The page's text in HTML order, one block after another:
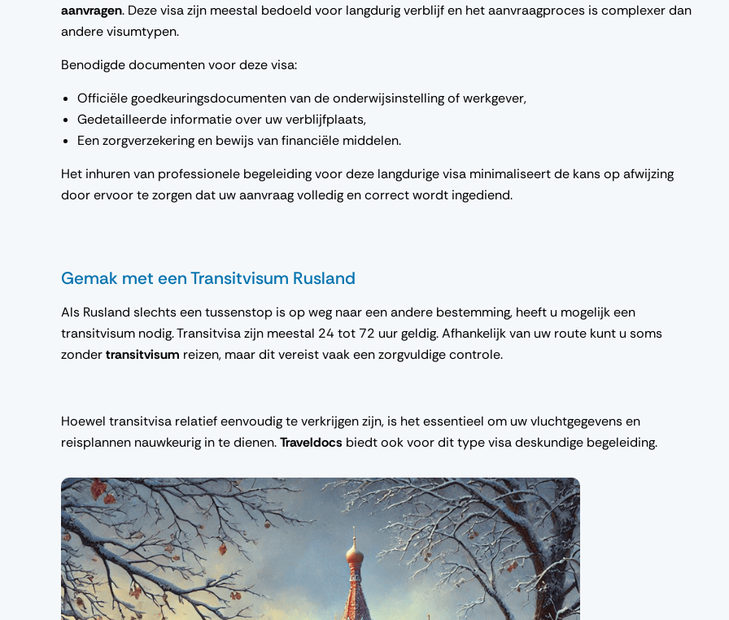
aanvragen. Deze visa zijn meestal bedoeld voor langdurig verblijf en het aanvraagproces is complexer dan
andere visumtypen.
Benodigde documenten voor deze visa:
Officiële goedkeuringsdocumenten van de onderwijsinstelling of werkgever,
Gedetailleerde informatie over uw verblijfplaats,
Een zorgverzekering en bewijs van financiële middelen.
Het inhuren van professionele begeleiding voor deze langdurige visa minimaliseert de kans op afwijzing
door ervoor te zorgen dat uw aanvraag volledig en correct wordt ingediend.
Gemak met een Transitvisum Rusland
Als Rusland slechts een tussenstop is op weg naar een andere bestemming, heeft u mogelijk een
transitvisum nodig. Transitvisa zijn meestal 24 tot 72 uur geldig. Afhankelijk van uw route kunt u soms
zondertransitvisum reizen, maar dit vereist vaak een zorgvuldige controle.
Hoewel transitvisa relatief eenvoudig te verkrijgen zijn, is het essentieel om uw vluchtgegevens en
reisplannen nauwkeurig in te dienen.Traveldocs biedt ook voor dit type visa deskundige begeleiding.